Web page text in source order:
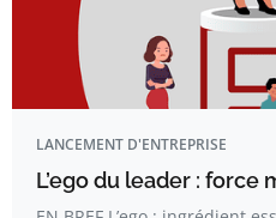
LANCEMENT D'ENTREPRISE
L’ego du leader :